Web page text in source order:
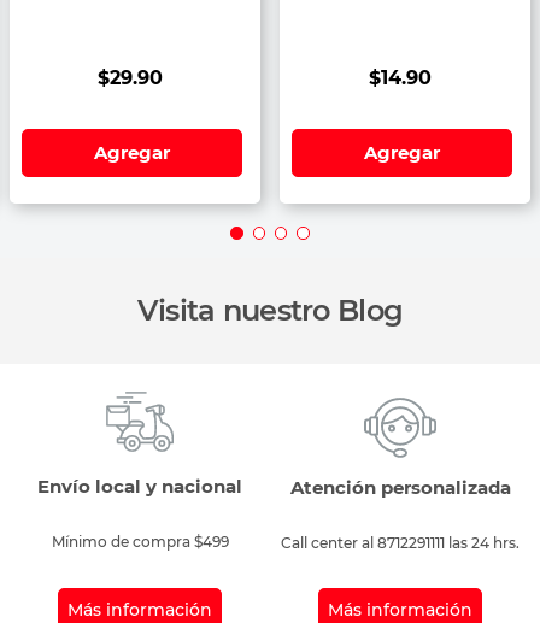
$29.90
Agregar
$14.90
Agregar
Visita nuestro Blog
Envío local y nacional
Mínimo de compra $499
Más información
Atención personalizada
Call center al 8712291111 las 24 hrs.
Más información